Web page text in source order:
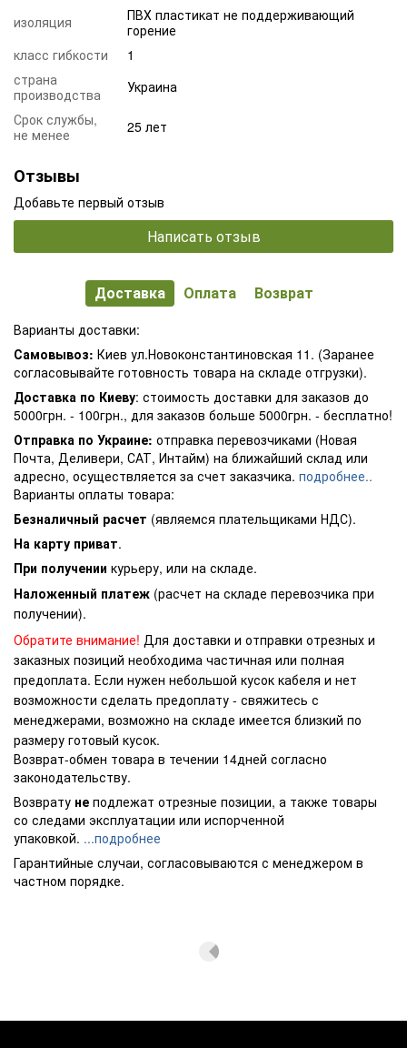
изоляция
ПВХ пластикат не поддерживающий
горение
класс гибкости
1
страна
производства
Украина
Срок службы,
не менее
25 лет
Отзывы
Добавьте первый отзыв
Написать отзыв
Доставка Оплата Возврат
Варианты доставки:
Самовывоз: Киев ул.Новоконстантиновская 11. (Заранее
согласовывайте готовность товара на складе отгрузки).
Доставка по Киеву: стоимость доставки для заказов до
5000грн. - 100грн., для заказов больше 5000грн. - бесплатно!
Отправка по Украине: отправка перевозчиками (Новая
Почта, Деливери, САТ, Интайм) на ближайший склад или
адресно, осуществляется за счет заказчика. подробнее..
Варианты оплаты товара:
Безналичный расчет (являемся плательщиками НДС).
На карту приват.
При получении курьеру, или на складе.
Наложенный платеж (расчет на складе перевозчика при
получении).
Обратите внимание! Для доставки и отправки отрезных и
заказных позиций необходима частичная или полная
предоплата. Если нужен небольшой кусок кабеля и нет
возможности сделать предоплату - свяжитесь с
менеджерами, возможно на складе имеется близкий по
размеру готовый кусок.
Возврат-обмен товара в течении 14дней согласно
законодательству.
Возврату не подлежат отрезные позиции, а также товары
со следами эксплуатации или испорченной
упаковкой. ...подробнее
Гарантийные случаи, согласовываются с менеджером в
частном порядке.